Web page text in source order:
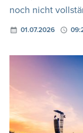
noch nicht
01.07.2026